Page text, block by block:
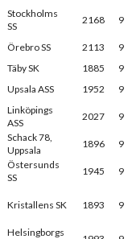
Stockholms
SS
2168 9
Örebro SS 2113 9
Täby SK 1885 9
Upsala ASS 1952 9
Linköpings
ASS
2027 9
Schack 78,
Uppsala
1896 9
Östersunds
SS
1945 9
Kristallens SK 1893 9
Helsingborgs